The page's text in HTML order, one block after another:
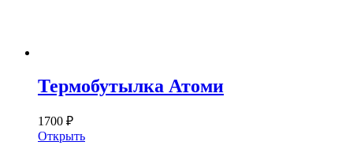
Термобутылка Атоми
1700 ₽
Открыть